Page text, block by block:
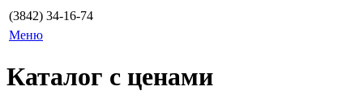
(3842) 34-16-74
Меню
Каталог с ценами